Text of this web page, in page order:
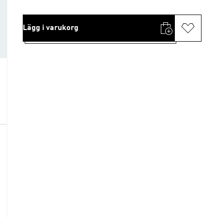
Lägg i varukorg